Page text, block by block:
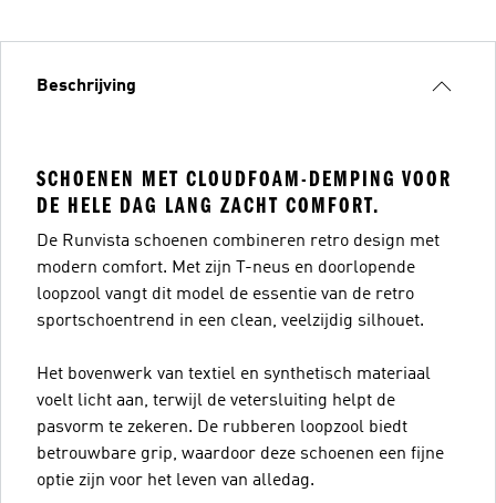
Beschrijving
SCHOENEN MET CLOUDFOAM-DEMPING VOOR
DE HELE DAG LANG ZACHT COMFORT.
De Runvista schoenen combineren retro design met
modern comfort. Met zijn T-neus en doorlopende
loopzool vangt dit model de essentie van de retro
sportschoentrend in een clean, veelzijdig silhouet.
Het bovenwerk van textiel en synthetisch materiaal
voelt licht aan, terwijl de vetersluiting helpt de
pasvorm te zekeren. De rubberen loopzool biedt
betrouwbare grip, waardoor deze schoenen een fijne
optie zijn voor het leven van alledag.